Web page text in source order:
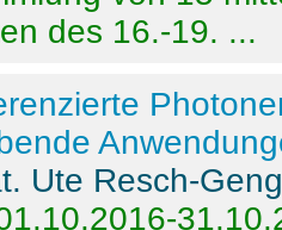
des 16.-19. ...
Ute Resch-